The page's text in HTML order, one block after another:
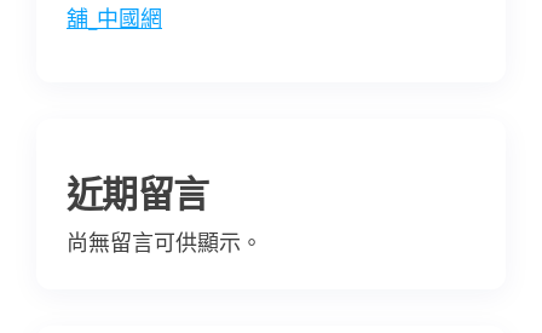
舖_中國網
近期留言
尚無留言可供顯示。